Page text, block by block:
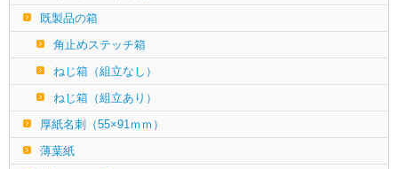
既製品の箱
角止めステッチ箱
ねじ箱（組立なし）
ねじ箱（組立あり）
厚紙名刺（55×91ｍｍ）
薄葉紙